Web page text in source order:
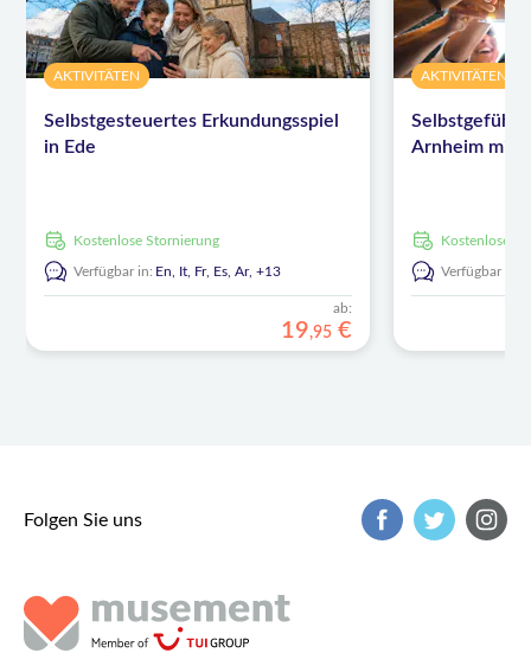
AKTIVITÄTEN
Selbstgesteuertes Erkundungsspiel
in Ede
kostenlose Stornierung
Verfügbar in: En, It, Fr, Es,Ar,+13
ab:
19,95 €
AKTIVITÄTEN
Arnheim mit
kostenlose
Verfügbar in:
Folgen Sie uns